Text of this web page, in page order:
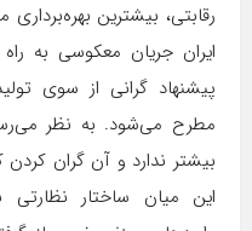
رقابتی، بیشترین
ایران جریان معکوسی به
پیشنهاد گرانی از سوی
مطرح می‌شود. به نظر
بیشتر ندارد و آن گران کردن
این میان ساختار نظارتی